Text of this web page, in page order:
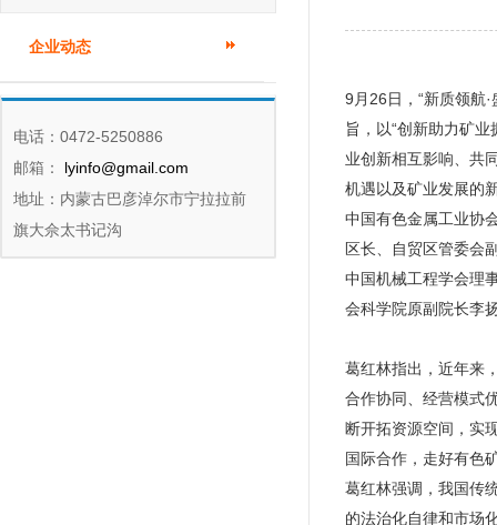
企业动态
电话：0472-5250886
邮箱：
lyinfo@gmail.com
地址：内蒙古巴彦淖尔市宁拉拉前
旗大佘太书记沟
9月26日，“新质领航
旨，以“创新助力矿
业创新相互影响、共
机遇以及矿业发展的
中国有色金属工业协
区长、自贸区管委会
中国机械工程学会理
会科学院原副院长李
葛红林指出，近年来
合作协同、经营模式
断开拓资源空间，实
国际合作，走好有色
葛红林强调，我国传
的法治化自律和市场